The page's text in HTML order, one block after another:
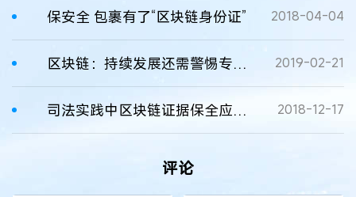
保安全 包裹有了“区块链身份证” 2018-04-04
区块链：持续发展还需警惕专利风险 2019-02-21
司法实践中区块链证据保全应用分析 2018-12-17
评论